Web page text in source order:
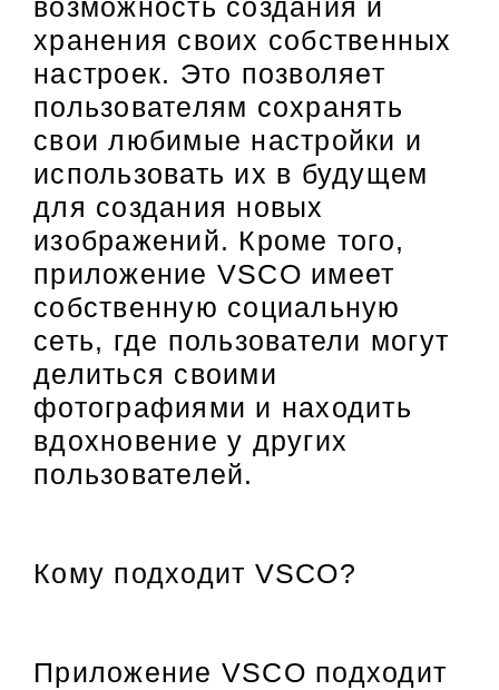
возможность создания и
хранения своих собственных
настроек. Это позволяет
пользователям сохранять
свои любимые настройки и
использовать их в будущем
для создания новых
изображений. Кроме того,
приложение VSCO имеет
собственную социальную
сеть, где пользователи могут
делиться своими
фотографиями и находить
вдохновение у других
пользователей.
Кому подходит VSCO?
Приложение VSCO подходит